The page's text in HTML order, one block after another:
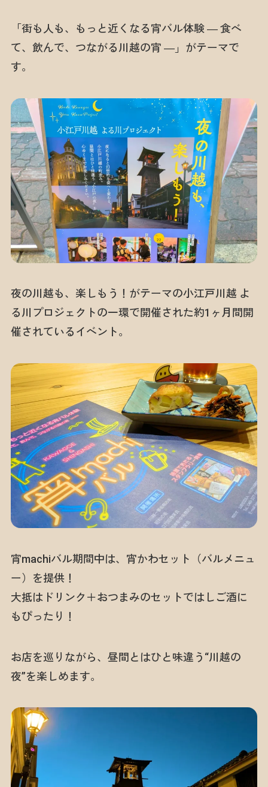
「街も人も、もっと近くなる宵バル体験 ― 食べ
て、飲んで、つながる川越の宵 ―」がテーマで
す。
夜の川越も、楽しもう！がテーマの小江戸川越 よ
る川プロジェクトの一環で開催された約1ヶ月間開
催されているイベント。
宵machiバル期間中は、宵かわセット（バルメニュ
ー）を提供！
大抵はドリンク＋おつまみのセットではしご酒に
もぴったり！
お店を巡りながら、昼間とはひと味違う“川越の
夜”を楽しめます。